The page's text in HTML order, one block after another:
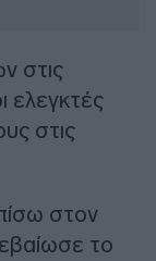
στις
ελεγκτές
στις
στον
το